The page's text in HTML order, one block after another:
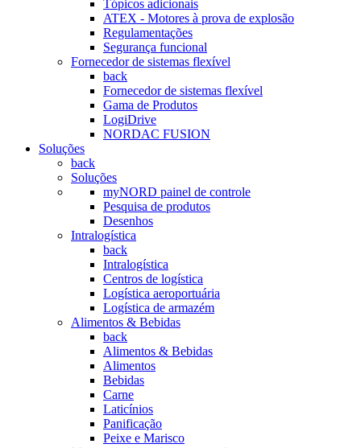
Tópicos adicionais
ATEX - Motores à prova de explosão
Regulamentações
Segurança funcional
Fornecedor de sistemas flexível
back
Fornecedor de sistemas flexível
Gama de Produtos
LogiDrive
NORDAC FUSION
Soluções
back
Soluções
myNORD painel de controle
Pesquisa de produtos
Desenhos
Intralogística
back
Intralogística
Centros de logística
Logística aeroportuária
Logística de armazém
Alimentos & Bebidas
back
Alimentos & Bebidas
Alimentos
Bebidas
Carne
Laticínios
Panificação
Peixe e Marisco